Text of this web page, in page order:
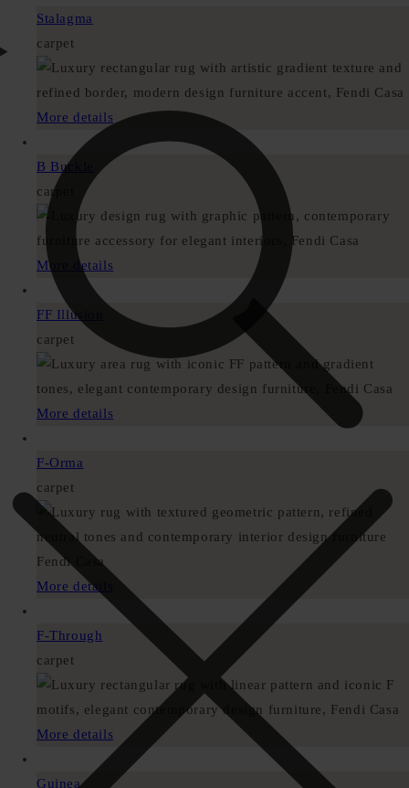
Stalagma
carpet
More details
B Buckle
carpet
More details
FF Illusion
carpet
More details
F-Orma
carpet
More details
F-Through
carpet
More details
Guinea